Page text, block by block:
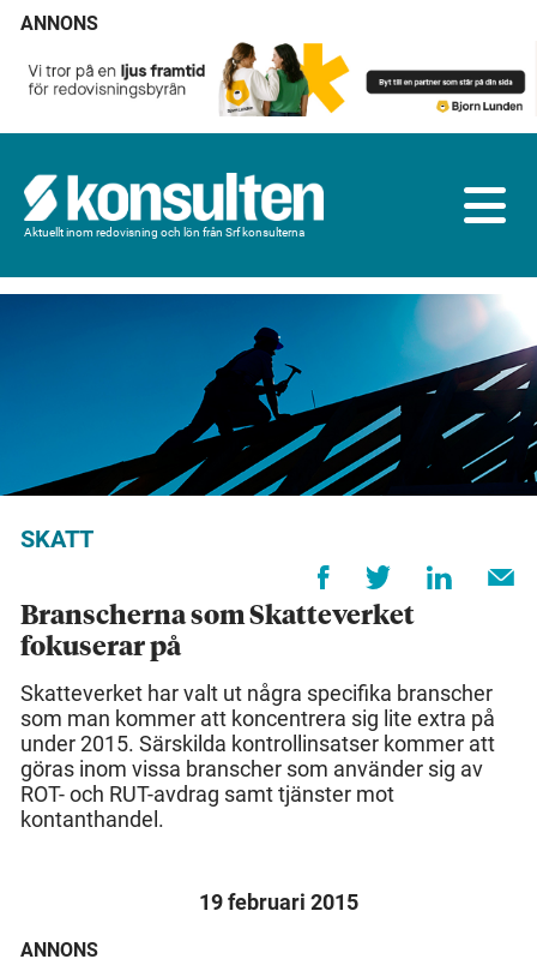
ANNONS
Aktuellt inom redovisning och lön från Srf konsulterna
SKATT
Branscherna som Skatteverket
fokuserar på
Skatteverket har valt ut några specifika branscher
som man kommer att koncentrera sig lite extra på
under 2015. Särskilda kontrollinsatser kommer att
göras inom vissa branscher som använder sig av
ROT- och RUT-avdrag samt tjänster mot
kontanthandel.
19 februari 2015
ANNONS